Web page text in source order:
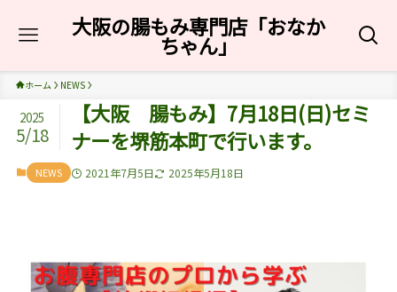
大阪の腸もみ専門店「おなか
ちゃん」
ホーム NEWS
【大阪 腸もみ】7月18日(日)セミ
ナーを堺筋本町で行います。
2025
5/18
NEWS 2021年7月5日 2025年5月18日